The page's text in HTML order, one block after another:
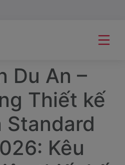
Du An –
Thiết kế
Standard
Kêu